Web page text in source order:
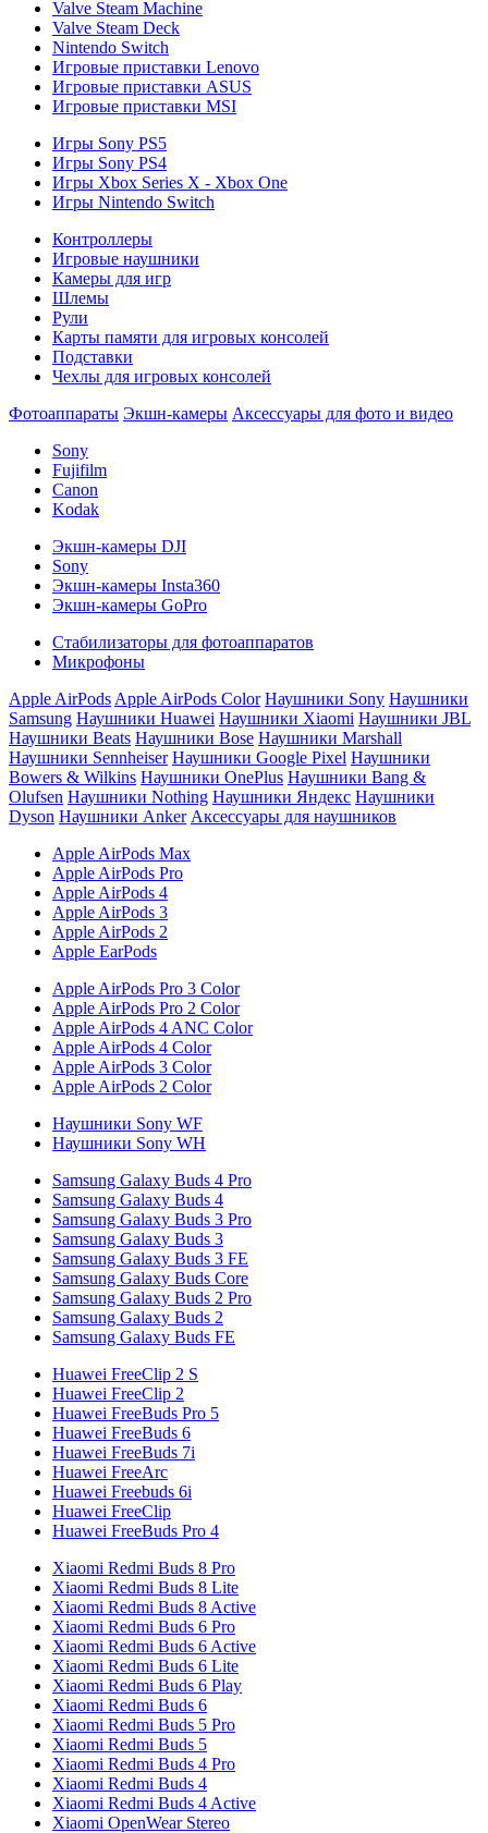
Valve Steam Machine
Valve Steam Deck
Nintendo Switch
Игровые приставки Lenovo
Игровые приставки ASUS
Игровые приставки MSI
Игры Sony PS5
Игры Sony PS4
Игры Xbox Series X - Xbox One
Игры Nintendo Switch
Контроллеры
Игровые наушники
Камеры для игр
Шлемы
Рули
Карты памяти для игровых консолей
Подставки
Чехлы для игровых консолей
Фотоаппараты Экшн-камеры Аксессуары для фото и видео
Sony
Fujifilm
Canon
Kodak
Экшн-камеры DJI
Sony
Экшн-камеры Insta360
Экшн-камеры GoPro
Стабилизаторы для фотоаппаратов
Микрофоны
Apple AirPods Apple AirPods Color Наушники Sony Наушники
Samsung Наушники Huawei Наушники Xiaomi Наушники JBL
Наушники Beats Наушники Bose Наушники Marshall
Наушники Sennheiser Наушники Google Pixel Наушники
Bowers & Wilkins Наушники OnePlus Наушники Bang &
Olufsen Наушники Nothing Наушники Яндекс Наушники
Dyson Наушники Anker Аксессуары для наушников
Apple AirPods Max
Apple AirPods Pro
Apple AirPods 4
Apple AirPods 3
Apple AirPods 2
Apple EarPods
Apple AirPods Pro 3 Color
Apple AirPods Pro 2 Color
Apple AirPods 4 ANC Color
Apple AirPods 4 Color
Apple AirPods 3 Color
Apple AirPods 2 Color
Наушники Sony WF
Наушники Sony WH
Samsung Galaxy Buds 4 Pro
Samsung Galaxy Buds 4
Samsung Galaxy Buds 3 Pro
Samsung Galaxy Buds 3
Samsung Galaxy Buds 3 FE
Samsung Galaxy Buds Core
Samsung Galaxy Buds 2 Pro
Samsung Galaxy Buds 2
Samsung Galaxy Buds FE
Huawei FreeClip 2 S
Huawei FreeClip 2
Huawei FreeBuds Pro 5
Huawei FreeBuds 6
Huawei FreeBuds 7i
Huawei FreeArc
Huawei Freebuds 6i
Huawei FreeClip
Huawei FreeBuds Pro 4
Xiaomi Redmi Buds 8 Pro
Xiaomi Redmi Buds 8 Lite
Xiaomi Redmi Buds 8 Active
Xiaomi Redmi Buds 6 Pro
Xiaomi Redmi Buds 6 Active
Xiaomi Redmi Buds 6 Lite
Xiaomi Redmi Buds 6 Play
Xiaomi Redmi Buds 6
Xiaomi Redmi Buds 5 Pro
Xiaomi Redmi Buds 5
Xiaomi Redmi Buds 4 Pro
Xiaomi Redmi Buds 4
Xiaomi Redmi Buds 4 Active
Xiaomi OpenWear Stereo